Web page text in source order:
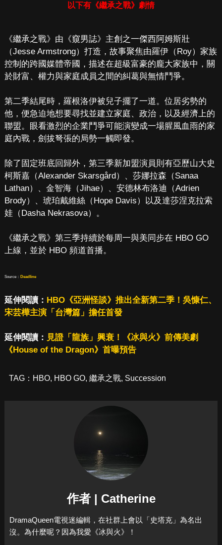
以下有《繼承之戰》劇情
《繼承之戰》由《窺男誌》主創之一傑西阿姆斯壯
（Jesse Armstrong）打造，故事聚焦由羅伊（Roy）家族
控制的跨國媒體帝國，描述在超級富豪的龐大家族中，關
於財富、權力與家庭成員之間的糾葛與無情鬥爭。
第二季結尾時，羅根洛伊被兒子擺了一道。位居劣勢的
他，便急迫地想要尋找並建立家庭、政治，以及經濟上的
聯盟。眼看激烈的企業鬥爭可能演變成一場腥風血雨的家
庭內戰，劍拔弩張的局勢一觸即發。
除了固定班底回歸外，第三季新加盟演員則有亞歷山大史
柯斯嘉（Alexander Skarsgård）、莎娜拉森（Sanaa
Lathan）、金智海（Jihae）、安德林布洛迪（Adrien
Brody）、琥珀戴維絲（Hope Davis）以及達莎涅克拉索
娃（Dasha Nekrasova）。
《繼承之戰》第三季持續於每周一與美同步在 HBO GO
上線，並於 HBO 頻道首播。
Source： Deadline
延伸閱讀： HBO《亞洲怪談》推出全新第二季！吳慷仁、
宋芸樺主演「台灣篇」擔任首發
延伸閱讀： 見證「龍族」興衰！《冰與火》前傳美劇
《House of the Dragon》首曝預告
TAG： HBO, HBO GO, 繼承之戰, Succession
作者 | Catherine
DramaQueen電視迷編輯，在社群上會以「史塔克」為名出
沒。為什麼呢？因為我愛《冰與火》！